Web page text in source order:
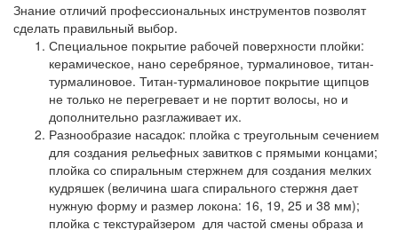
Знание отличий профессиональных инструментов позволят
сделать правильный выбор.
Специальное покрытие рабочей поверхности плойки:
керамическое, нано серебряное, турмалиновое, титан-
турмалиновое. Титан-турмалиновое покрытие щипцов
не только не перегревает и не портит волосы, но и
дополнительно разглаживает их.
Разнообразие насадок: плойка с треугольным сечением
для создания рельефных завитков с прямыми концами;
плойка со спиральным стержнем для создания мелких
кудряшек (величина шага спирального стержня дает
нужную форму и размер локона: 16, 19, 25 и 38 мм);
плойка с текстурайзером для частой смены образа и